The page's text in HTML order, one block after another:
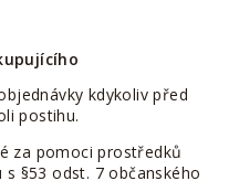
kdykoliv před
postihu.
za pomoci prostředků
§53 odst. 7 občanského